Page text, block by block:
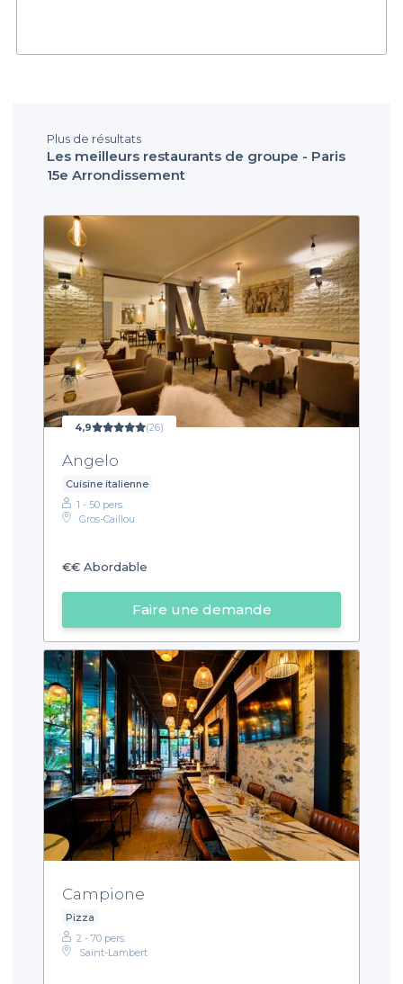
Plus de résultats
Les meilleurs restaurants de groupe - Paris
15e Arrondissement
4,9 (26)
Angelo
Cuisine italienne
1 - 50 pers.
Gros-Caillou
€€ Abordable
Faire une demande
Campione
Pizza
2 - 70 pers.
Saint-Lambert